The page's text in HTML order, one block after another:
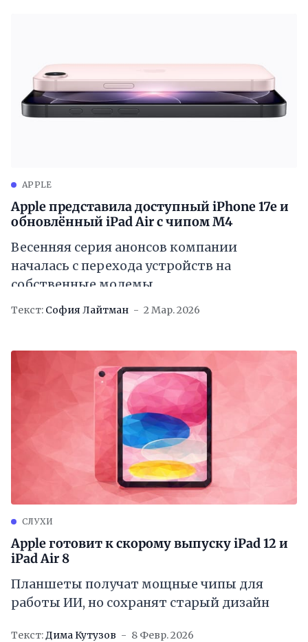
APPLE
Apple представила доступный iPhone 17e и
обновлённый iPad Air с чипом M4
Весенняя серия анонсов компании
началась с перехода устройств на
собственные модемы
Текст: София Лайтман 2 Мар. 2026
СЛУХИ
Apple готовит к скорому выпуску iPad 12 и
iPad Air 8
Планшеты получат мощные чипы для
работы ИИ, но сохранят старый дизайн
Текст:Дима Кутузов 8 Февр. 2026